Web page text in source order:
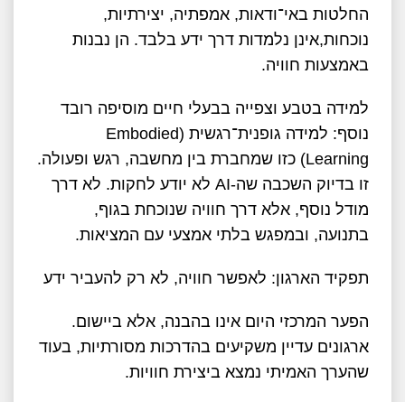
החלטות באי־ודאות, אמפתיה, יצירתיות,
נוכחות,אינן נלמדות דרך ידע בלבד. הן נבנות
באמצעות חוויה.
​למידה בטבע וצפייה בבעלי חיים מוסיפה רובד
נוסף: למידה גופנית־רגשית (Embodied
Learning) כזו שמחברת בין מחשבה, רגש ופעולה.
זו בדיוק השכבה שה-AI לא יודע לחקות. לא דרך
מודל נוסף, אלא דרך חוויה שנוכחת בגוף,
בתנועה, ובמפגש בלתי אמצעי עם המציאות.
תפקיד הארגון: לאפשר חוויה, לא רק להעביר ידע
הפער המרכזי היום אינו בהבנה, אלא ביישום.
ארגונים עדיין משקיעים בהדרכות מסורתיות, בעוד
שהערך האמיתי נמצא ביצירת חוויות.